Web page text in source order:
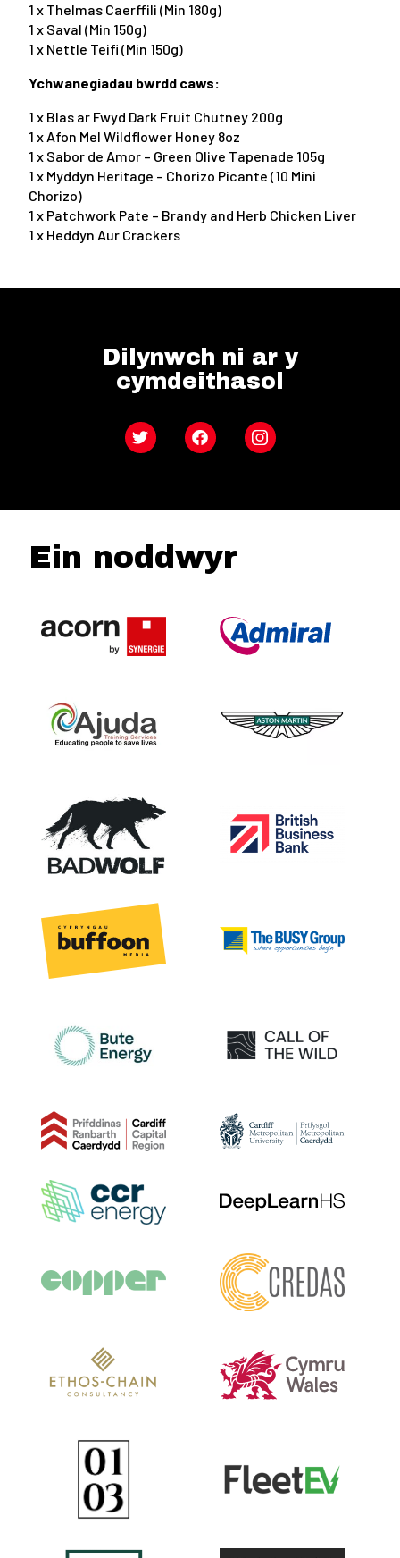
1 x Thelmas Caerffili (Min 180g)
1 x Saval (Min 150g)
1 x Nettle Teifi (Min 150g)
Ychwanegiadau bwrdd caws:
1 x Blas ar Fwyd Dark Fruit Chutney 200g
1 x Afon Mel Wildflower Honey 8oz
1 x Sabor de Amor – Green Olive Tapenade 105g
1 x Myddyn Heritage – Chorizo Picante (10 Mini
Chorizo)
1 x Patchwork Pate – Brandy and Herb Chicken Liver
1 x Heddyn Aur Crackers
Dilynwch ni ar y
cymdeithasol
Twitter FacebookInstagram
Ein noddwyr